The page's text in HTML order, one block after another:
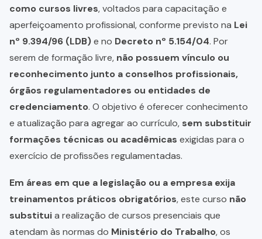
como cursos livres, voltados para capacitação e
aperfeiçoamento profissional, conforme previsto na Lei
nº 9.394/96 (LDB)e no Decreto nº 5.154/04. Por
serem de formação livre, não possuem vínculo ou
reconhecimento junto a conselhos profissionais,
órgãos regulamentadores ou entidades de
credenciamento. O objetivo é oferecer conhecimento
e atualização para agregar ao currículo, sem substituir
formações técnicas ou acadêmicas exigidas para o
exercício de profissões regulamentadas.
Em áreas em que a legislação ou a empresa exija
treinamentos práticos obrigatórios, este curso não
substituia realização de cursos presenciais que
atendam às normas do Ministério do Trabalho, os